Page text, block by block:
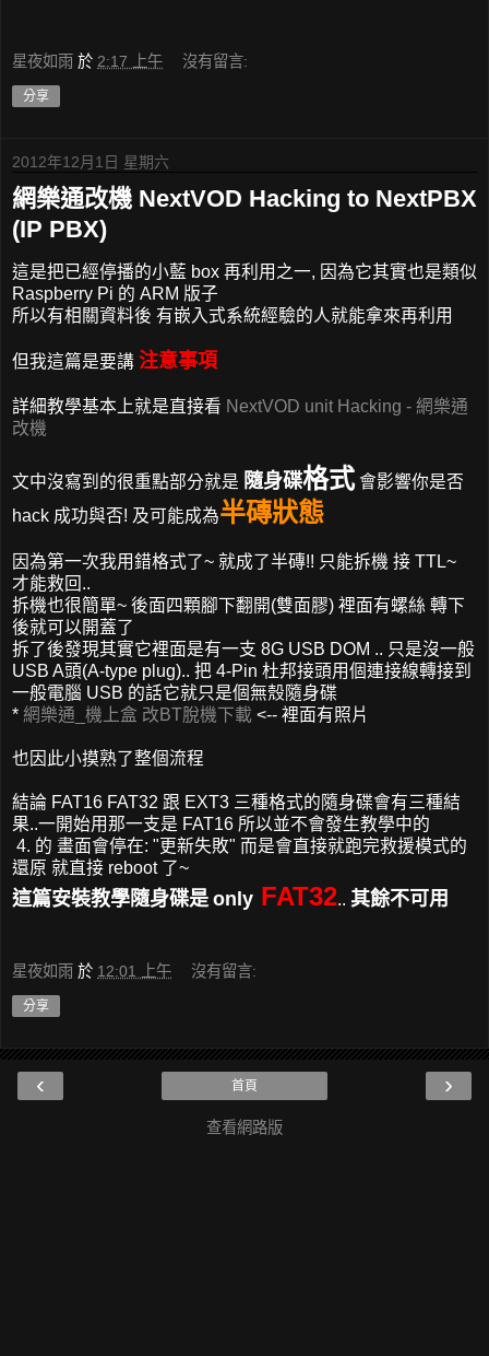
星夜如雨 於 2:17 上午 沒有留言:
分享
2012年12月1日 星期六
網樂通改機 NextVOD Hacking to NextPBX
(IP PBX)
這是把已經停播的小藍 box 再利用之一, 因為它其實也是類似
Raspberry Pi 的 ARM 版子
所以有相關資料後 有嵌入式系統經驗的人就能拿來再利用
但我這篇是要講 注意事項
詳細教學基本上就是直接看 NextVOD unit Hacking - 網樂通
改機
文中沒寫到的很重點部分就是 隨身碟格式 會影響你是否
hack 成功與否! 及可能成為半磚狀態
因為第一次我用錯格式了~ 就成了半磚!! 只能拆機 接 TTL~
才能救回..
拆機也很簡單~ 後面四顆腳下翻開(雙面膠) 裡面有螺絲 轉下
後就可以開蓋了
拆了後發現其實它裡面是有一支 8G USB DOM .. 只是沒一般
USB A頭(A-type plug).. 把 4-Pin 杜邦接頭用個連接線轉接到
一般電腦 USB 的話它就只是個無殼隨身碟
* 網樂通_機上盒 改BT脫機下載 <-- 裡面有照片
也因此小摸熟了整個流程
結論 FAT16 FAT32 跟 EXT3 三種格式的隨身碟會有三種結
果..一開始用那一支是 FAT16 所以並不會發生教學中的
4. 的 畫面會停在: "更新失敗" 而是會直接就跑完救援模式的
還原 就直接 reboot 了~
這篇安裝教學隨身碟是 only FAT32.. 其餘不可用
星夜如雨 於 12:01 上午 沒有留言:
分享
‹ ›
首頁
查看網路版